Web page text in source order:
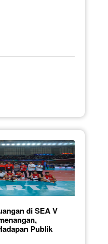
di SEA V
Publik